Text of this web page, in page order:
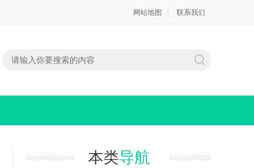
网站地图 联系我们
本类导航